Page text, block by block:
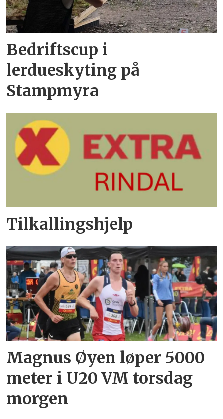
Bedriftscup i
lerdueskyting på
Stampmyra
Tilkallingshjelp
Magnus Øyen løper 5000
meter i U20 VM torsdag
morgen